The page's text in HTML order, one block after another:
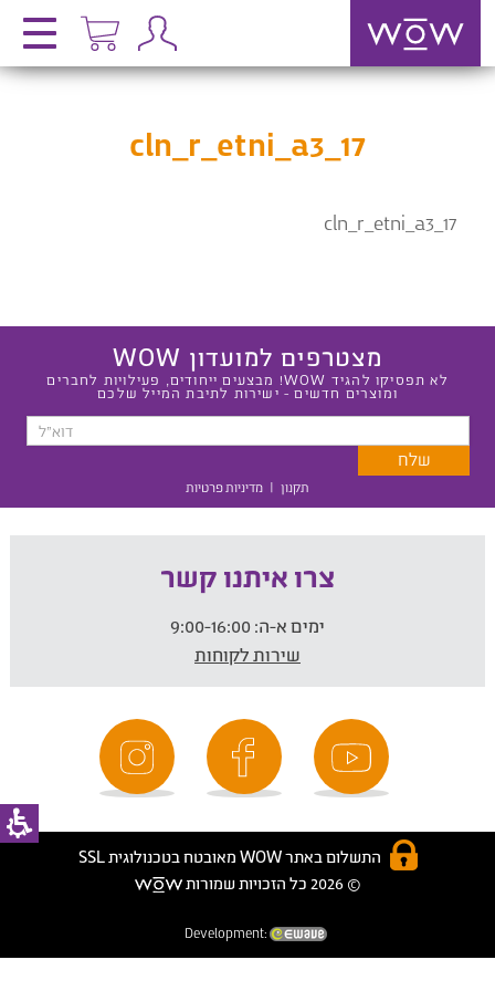
cln_r_etni_a3_17
cln_r_etni_a3_17
מצטרפים למועדון WOW
לא תפסיקו להגיד WOW! מבצעים ייחודים, פעילויות לחברים
ומוצרים חדשים - ישירות לתיבת המייל שלכם
תקנון | מדיניות פרטיות
צרו איתנו קשר
ימים א-ה:
שירות לקוחות
התשלום באתר WOW מאובטח בטכנולוגית SSL
© 2026 כל הזכויות שמורות
Development: